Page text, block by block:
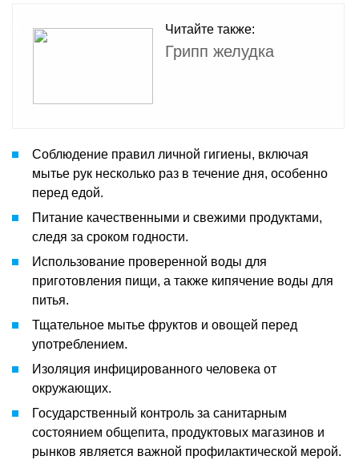
Читайте также:
Грипп желудка
Соблюдение правил личной гигиены, включая
мытье рук несколько раз в течение дня, особенно
перед едой.
Питание качественными и свежими продуктами,
следя за сроком годности.
Использование проверенной воды для
приготовления пищи, а также кипячение воды для
питья.
Тщательное мытье фруктов и овощей перед
употреблением.
Изоляция инфицированного человека от
окружающих.
Государственный контроль за санитарным
состоянием общепита, продуктовых магазинов и
рынков является важной профилактической мерой.